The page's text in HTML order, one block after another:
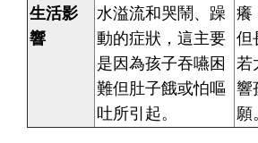
生活影
響
水溢流和哭鬧、躁
動的症狀，這主要
是因為孩子吞嚥困
難但肚子餓或怕嘔
吐所引起。
癢
但
若
響
願。